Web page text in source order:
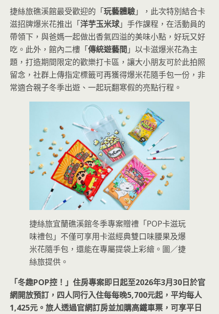
捷絲旅礁溪館最受歡迎的「玩藝體驗」，此次特別結合卡
滋招牌爆米花推出「洋芋玉米球」手作課程，在活動員的
帶領下，與爸媽一起做出香氣四溢的美味小點，好玩又好
吃。此外，館內二樓「傳統遊藝間 」以卡滋爆米花為主
題，打造期間限定的歡樂打卡區，讓大小朋友可於此拍照
留念，社群上傳指定標籤可再獲得爆米花隨手包一份，非
常適合親子冬季出遊、一起玩翻寒假的亮點行程。
捷絲旅宜蘭礁溪館冬季專案贈禮「POP卡滋玩
味禮包」不僅可享用卡滋經典雙口味腰果及爆
米花隨手包，還能在專屬提袋上彩繪。圖／捷
絲旅提供。
「冬趣POP控！」住房專案即日起至2026年3月30日於官
網開放預訂，四人同行入住每每晚5,700元起，平均每人
1,425元。旅人透過官網訂房並加購高鐵車票，可享平日